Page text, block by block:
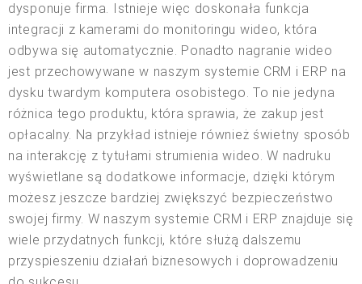
dysponuje firma. Istnieje więc doskonała funkcja
integracji z kamerami do monitoringu wideo, która
odbywa się automatycznie. Ponadto nagranie wideo
jest przechowywane w naszym systemie CRM i ERP na
dysku twardym komputera osobistego. To nie jedyna
różnica tego produktu, która sprawia, że zakup jest
opłacalny. Na przykład istnieje również świetny sposób
na interakcję z tytułami strumienia wideo. W nadruku
wyświetlane są dodatkowe informacje, dzięki którym
możesz jeszcze bardziej zwiększyć bezpieczeństwo
swojej firmy. W naszym systemie CRM i ERP znajduje się
wiele przydatnych funkcji, które służą dalszemu
przyspieszeniu działań biznesowych i doprowadzeniu